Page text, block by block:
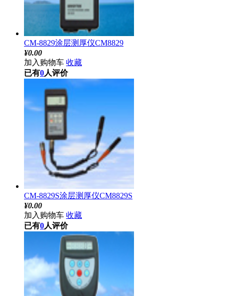
CM-8829涂层测厚仪CM8829
¥0.00
加入购物车 收藏
已有0人评价
CM-8829S涂层测厚仪CM8829S
¥0.00
加入购物车 收藏
已有0人评价